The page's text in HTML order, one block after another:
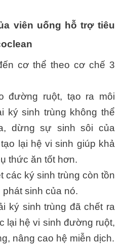
viên uống hỗ trợ tiêu
cơ thể theo cơ chế 3
đường ruột, tạo ra môi
ký sinh trùng không thể
dừng sự sinh sôi của
lại hệ vi sinh giúp khả
thức ăn tốt hơn.
các ký sinh trùng còn tồn
sinh của nó.
ký sinh trùng đã chết ra
lại hệ vi sinh đường ruột,
nâng cao hệ miễn dịch.